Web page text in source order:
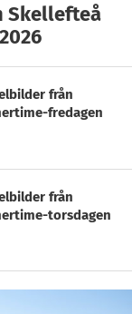
Skellefteå
från
fredagen
från
torsdagen